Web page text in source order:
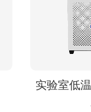
实验室低